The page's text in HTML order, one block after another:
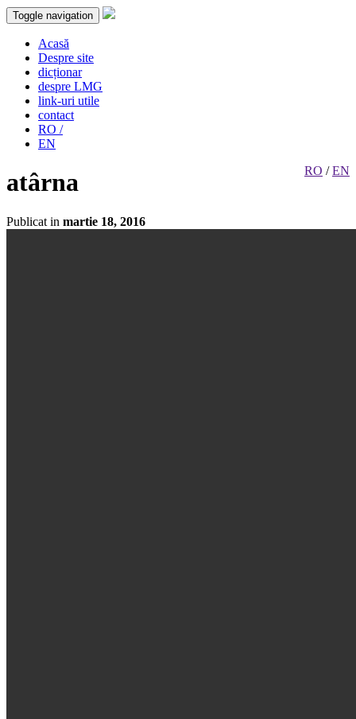
Toggle navigation
Acasă
Despre site
dicționar
despre LMG
link-uri utile
contact
RO /
EN
RO /EN
atârna
Publicat in martie 18, 2016